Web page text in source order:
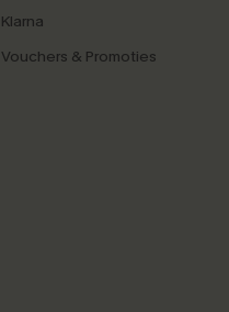
Klarna
Vouchers & Promoties